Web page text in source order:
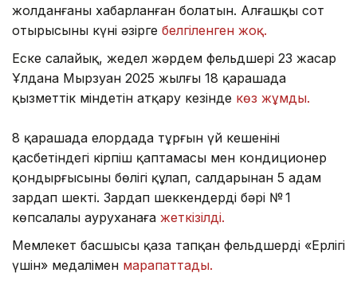
жолданғаны хабарланған болатын. Алғашқы сот
отырысының күні әзірге белгіленген жоқ.
Еске салайық, жедел жәрдем фельдшері 23 жасар
Ұлдана Мырзуан 2025 жылғы 18 қарашада
қызметтік міндетін атқару кезінде көз жұмды.
8 қарашада елордада тұрғын үй кешенінің
қасбетіндегі кірпіш қаптамасы мен кондиционер
қондырғысының бөлігі құлап, салдарынан 5 адам
зардап шекті. Зардап шеккендердің бәрі № 1
көпсалалы ауруханаға жеткізілді.
Мемлекет басшысы қаза тапқан фельдшерді «Ерлігі
үшін» медалімен марапаттады.